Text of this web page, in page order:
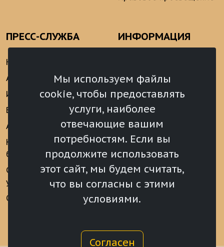
Мы используем файлы
cookie, чтобы предоставлять
услуги, наиболее
отвечающие вашим
потребностям. Если вы
продолжите использовать
этот сайт, мы будем считать,
что вы согласны с этими
условиями.
Согласен
ПРЕСС-СЛУЖБА
Новости
Анонсы
Интервью
Видеоматериалы
Аккредитация
Конкурс «Хрустальный
барс»
Сведения о СМИ
учрежденных ВС РХ
Опросы и голосования
ИНФОРМАЦИЯ
аналитические
материалы
Реализация Послания
Президента РФ
Федеральному
Собранию РФ
Местное
самоуправление
Финансы
Награды